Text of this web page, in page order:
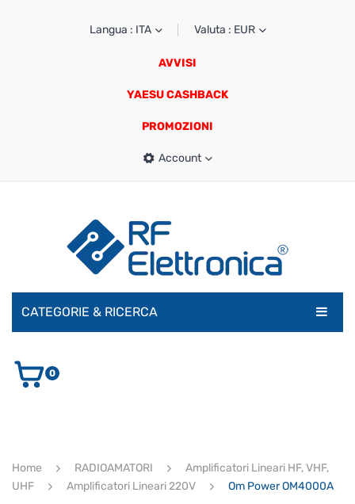
Langua : ITA Valuta : EUR
AVVISI
YAESU CASHBACK
PROMOZIONI
Account
CATEGORIE & RICERCA
AUDIO E VIDEO
ULTIMI ARRIVI
0
Home RADIOAMATORI
Amplificatori Lineari HF, VHF,
UHF
Amplificatori Lineari 220V Om Power OM4000A